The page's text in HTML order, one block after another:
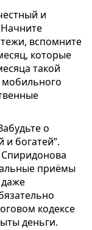
и
вспомните
которые
такой
о
и богатей”.
Спиридонова
приёмы
кодексе
деньги.